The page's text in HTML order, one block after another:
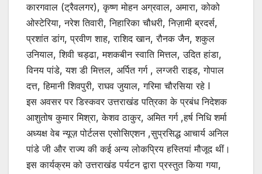
कारगवाल (ट्रैवलगर), कृष्ण मोहन अग्रवाल, अमारा, कोको
ओस्टेरिया, नरेश तिवारी, निहारिका चौधरी, निज़ामी ब्रदर्स,
प्रशांत डांग, प्रवीण शाह, राशिद खान, रौनक जैन, शकुल
उनियाल, शिवी चड्ढा, मशकबीन स्वाति मित्तल, उदित हांडा,
विनय पांडे, यश डी मित्तल, अर्पित गर्ग , लग्जरी राइड, गोपाल
दत्त, हिमानी शिवपुरी, राघव जुयाल, गरिमा चौरसिया रहे l
इस अवसर पर डिस्कवर उत्तराखंड पत्रिका के प्रबंध निदेशक
आशुतोष कुमार मिश्रा, केशव ठाकुर, अमित गर्ग ,हर्ष निधि शर्मा
अध्यक्ष वेब न्यूज़ पोर्टलस एसोसिएशन ,सुप्रसिद्ध आचार्य अनिल
पांडे जी और राज्य की कई अन्य लोकप्रिय हस्तियां मौजूद थीं।
इस कार्यक्रम को उत्तराखंड पर्यटन द्वारा प्रस्तुत किया गया,